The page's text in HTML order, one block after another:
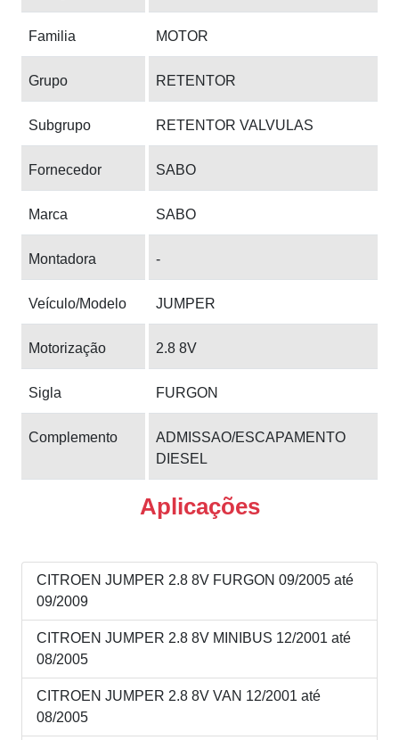
Familia MOTOR
Grupo RETENTOR
Subgrupo RETENTOR VALVULAS
Fornecedor SABO
Marca SABO
Montadora -
Veículo/Modelo JUMPER
Motorização 2.8 8V
Sigla FURGON
Complemento
ADMISSAO/ESCAPAMENTO
DIESEL
Aplicações
CITROEN JUMPER 2.8 8V FURGON 09/2005 até
09/2009
CITROEN JUMPER 2.8 8V MINIBUS 12/2001 até
08/2005
CITROEN JUMPER 2.8 8V VAN 12/2001 até
08/2005